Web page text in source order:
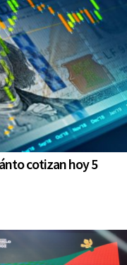
cotizan hoy 5